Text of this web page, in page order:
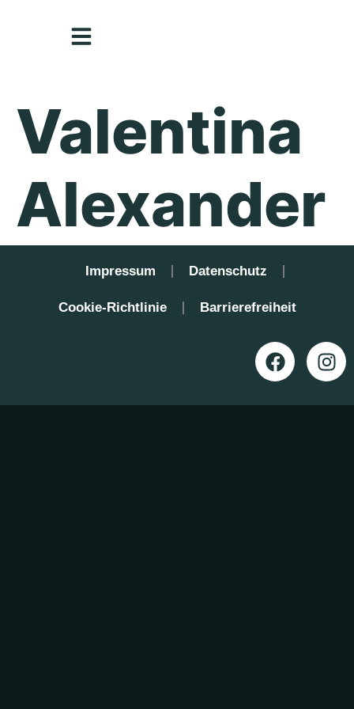
Valentina
Alexander
Impressum Datenschutz
Cookie-Richtlinie Barrierefreiheit